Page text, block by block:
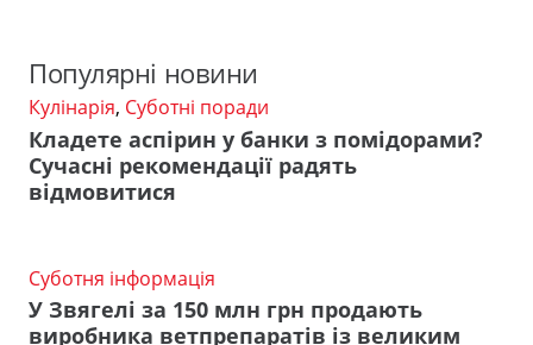
Популярні новини
Кулінарія, Суботні поради
Кладете аспірин у банки з помідорами?
Сучасні рекомендації радять
відмовитися
Суботня інформація
У Звягелі за 150 млн грн продають
виробника ветпрепаратів із великим